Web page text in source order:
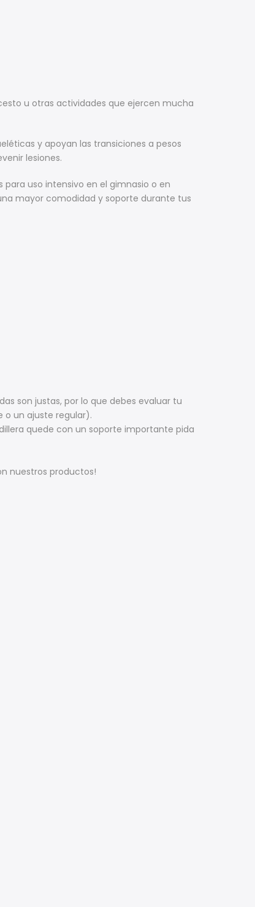
u otras actividades que ejercen mucha
y apoyan las transiciones a pesos
lesiones.
para uso intensivo en el gimnasio o en
mayor comodidad y soporte durante tus
son justas, por lo que debes evaluar tu
o un ajuste regular).
quede con un soporte importante pida
nuestros productos!